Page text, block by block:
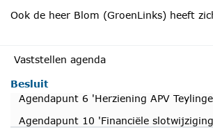
Ook de heer Blom (GroenLinks) heeft
Vaststellen agenda
Besluit
Agendapunt 6 'Herziening APV
Agendapunt 10 'Financiële